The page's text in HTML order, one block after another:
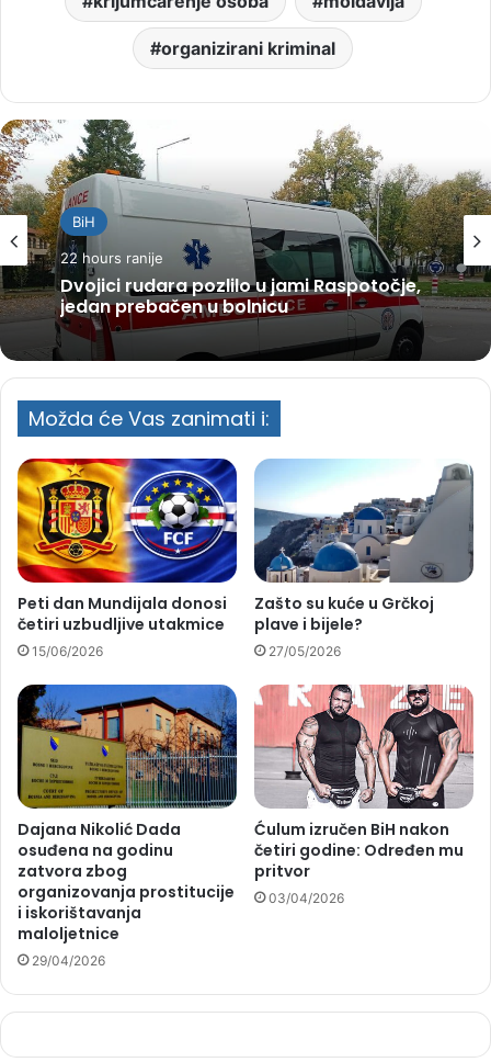
organizirani kriminal
BiH
22 hours ranije
Dvojici rudara pozlilo u jami Raspotočje,
jedan prebačen u bolnicu
Možda će Vas zanimati i:
Peti dan Mundijala donosi
četiri uzbudljive utakmice
15/06/2026
Zašto su kuće u Grčkoj
plave i bijele?
27/05/2026
Dajana Nikolić Dada
osuđena na godinu
zatvora zbog
organizovanja prostitucije
i iskorištavanja
maloljetnice
29/04/2026
Ćulum izručen BiH nakon
četiri godine: Određen mu
pritvor
03/04/2026